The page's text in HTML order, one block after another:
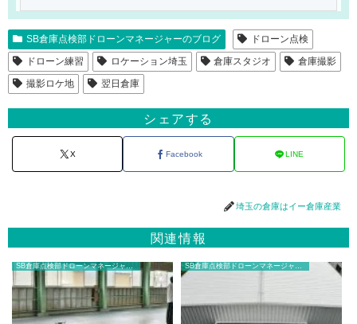
SB倉庫点検部ドローンマネージャーのブログ
ドローン点検
ドローン練習
ロケーション埼玉 倉庫スタジオ
倉庫撮影
撮影ロケ地
翌日倉庫
シェアする
X Facebook LINE
埼玉の倉庫はイー倉庫産業
関連情報
SB倉庫点検部ドローンマネージャーのブログ SB倉庫点検部ドローンマネージャーのブログ